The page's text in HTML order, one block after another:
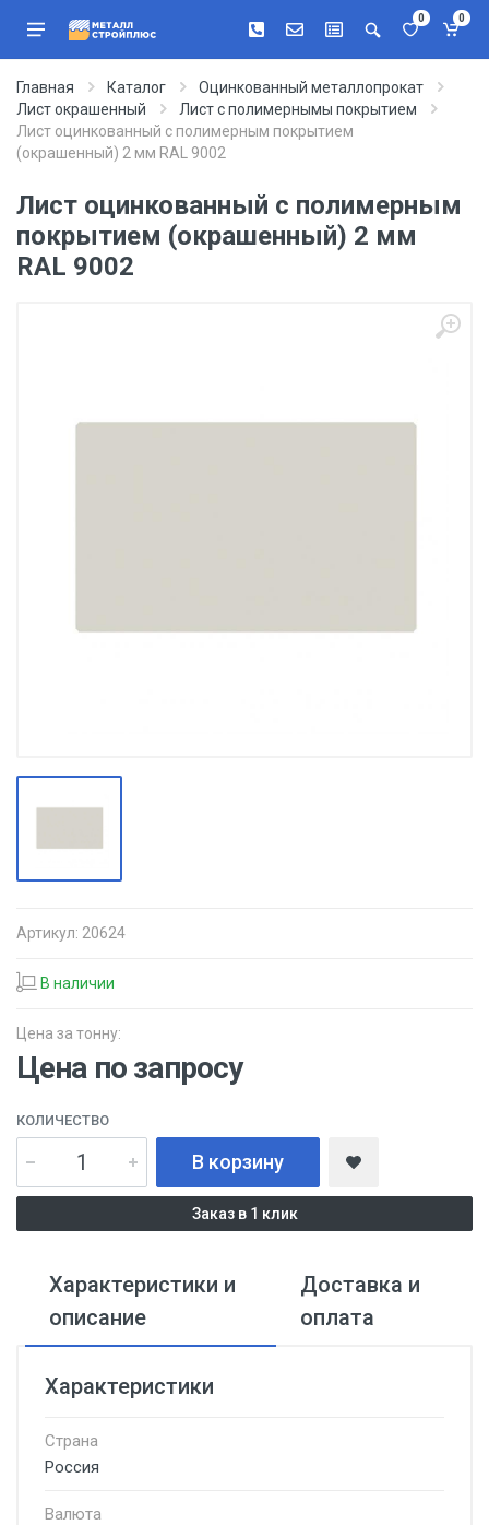
0 0
Главная Каталог
Оцинкованный металлопрокат
Лист окрашенный
Лист с полимернымы покрытием
Лист оцинкованный с полимерным покрытием
(окрашенный) 2 мм RAL 9002
Лист оцинкованный с полимерным
покрытием (окрашенный) 2 мм
RAL 9002
Артикул: 20624
В наличии
Цена за тонну:
Цена по запросу
КОЛИЧЕСТВО
В корзину
Заказ в 1 клик
Характеристики и
описание
Доставка и
оплата
Характеристики
Страна
Россия
Валюта